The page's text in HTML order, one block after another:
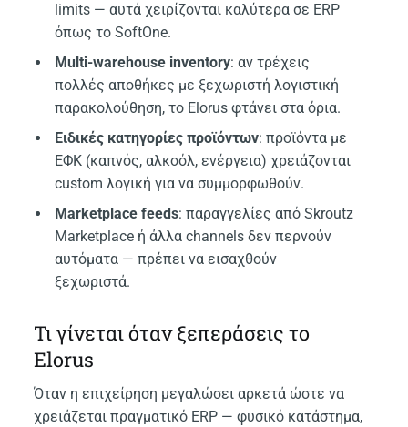
limits — αυτά χειρίζονται καλύτερα σε ERP
όπως το SoftOne.
Multi-warehouse inventory: αν τρέχεις
πολλές αποθήκες με ξεχωριστή λογιστική
παρακολούθηση, το Elorus φτάνει στα όρια.
Ειδικές κατηγορίες προϊόντων: προϊόντα με
ΕΦΚ (καπνός, αλκοόλ, ενέργεια) χρειάζονται
custom λογική για να συμμορφωθούν.
Marketplace feeds: παραγγελίες από Skroutz
Marketplace ή άλλα channels δεν περνούν
αυτόματα — πρέπει να εισαχθούν
ξεχωριστά.
Τι γίνεται όταν ξεπεράσεις το
Elorus
Όταν η επιχείρηση μεγαλώσει αρκετά ώστε να
χρειάζεται πραγματικό ERP — φυσικό κατάστημα,